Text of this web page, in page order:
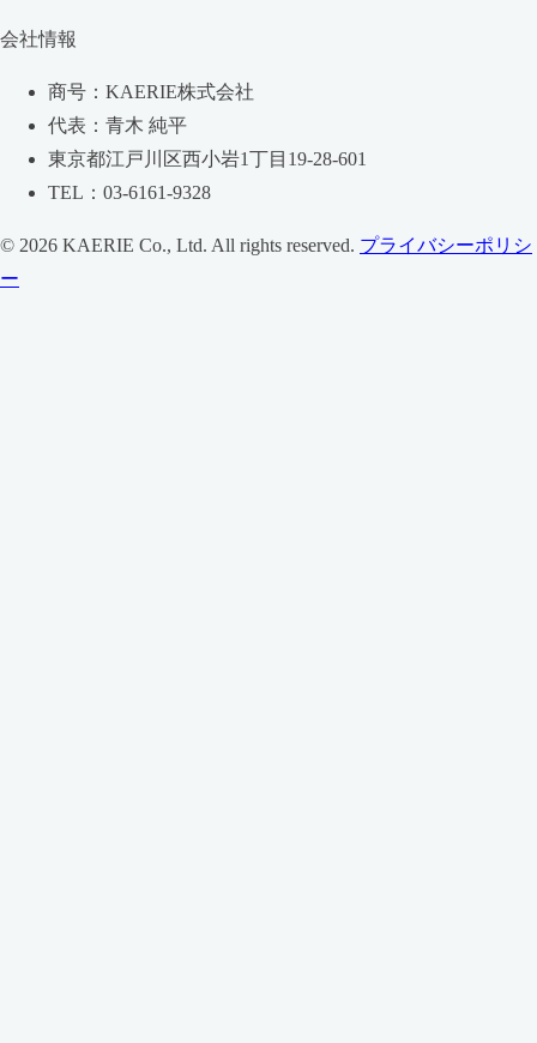
会社情報
商号：KAERIE株式会社
代表：青木 純平
東京都江戸川区西小岩1丁目19-28-601
TEL：03-6161-9328
© 2026 KAERIE Co., Ltd. All rights reserved. プライバシーポリシ
ー